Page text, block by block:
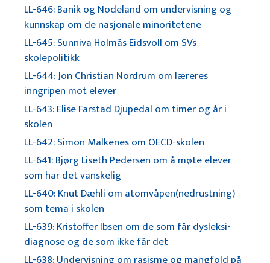
LL-646: Banik og Nodeland om undervisning og
kunnskap om de nasjonale minoritetene
LL-645: Sunniva Holmås Eidsvoll om SVs
skolepolitikk
LL-644: Jon Christian Nordrum om læreres
inngripen mot elever
LL-643: Elise Farstad Djupedal om timer og år i
skolen
LL-642: Simon Malkenes om OECD-skolen
LL-641: Bjørg Liseth Pedersen om å møte elever
som har det vanskelig
LL-640: Knut Dæhli om atomvåpen(nedrustning)
som tema i skolen
LL-639: Kristoffer Ibsen om de som får dysleksi-
diagnose og de som ikke får det